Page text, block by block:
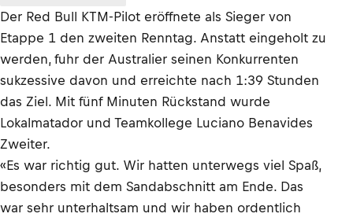
Der Red Bull KTM-Pilot eröffnete als Sieger von
Etappe 1 den zweiten Renntag. Anstatt eingeholt zu
werden, fuhr der Australier seinen Konkurrenten
sukzessive davon und erreichte nach 1:39 Stunden
das Ziel. Mit fünf Minuten Rückstand wurde
Lokalmatador und Teamkollege Luciano Benavides
Zweiter.
«Es war richtig gut. Wir hatten unterwegs viel Spaß,
besonders mit dem Sandabschnitt am Ende. Das
war sehr unterhaltsam und wir haben ordentlich